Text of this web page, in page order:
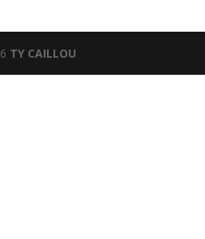
TY CAILLOU